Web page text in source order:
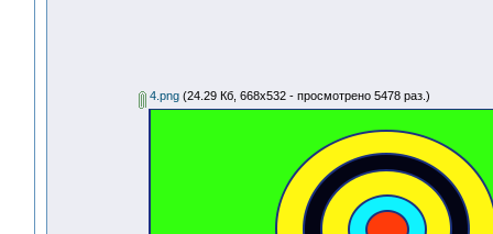
4.png (24.29 Кб, 668x532 - просмотрено 5478 раз.)